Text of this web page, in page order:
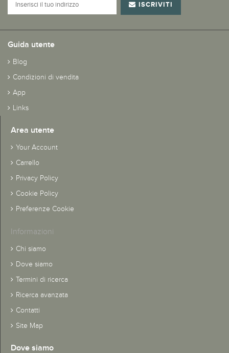
ISCRIVITI
Guida utente
Blog
Condizioni di vendita
App
Links
Area utente
Your Account
Carrello
Privacy Policy
Cookie Policy
Preferenze Cookie
Informazioni
Chi siamo
Dove siamo
Termini di ricerca
Ricerca avanzata
Contatti
Site Map
Dove siamo